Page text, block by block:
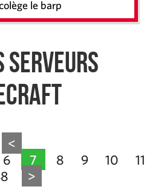
le barp
serveurs
<
6 7 8 9 10
11
>